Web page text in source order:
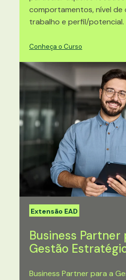
comportamentos, nível de
trabalho e perfil/potencial.
Conheça o Curso
Extensão EAD
Business Partner
Gestão
Business Partner para a